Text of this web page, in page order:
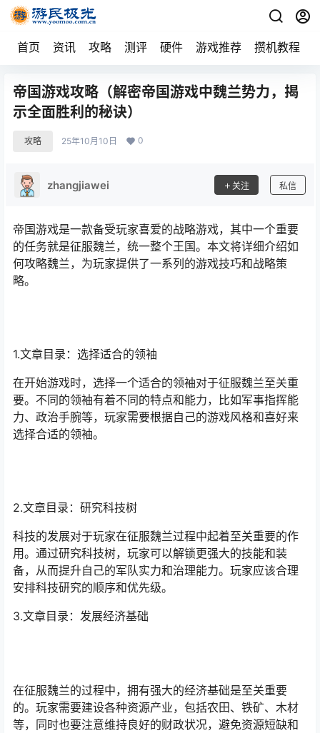
首页 资讯 攻略 测评 硬件 游戏推荐 攒机教程
帝国游戏攻略（解密帝国游戏中魏兰势力，揭
示全面胜利的秘诀）
攻略 25年10月10日 0
zhangjiawei 关注 私信
帝国游戏是一款备受玩家喜爱的战略游戏，其中一个重要
的任务就是征服魏兰，统一整个王国。本文将详细介绍如
何攻略魏兰，为玩家提供了一系列的游戏技巧和战略策
略。
1.文章目录：选择适合的领袖
在开始游戏时，选择一个适合的领袖对于征服魏兰至关重
要。不同的领袖有着不同的特点和能力，比如军事指挥能
力、政治手腕等，玩家需要根据自己的游戏风格和喜好来
选择合适的领袖。
2.文章目录：研究科技树
科技的发展对于玩家在征服魏兰过程中起着至关重要的作
用。通过研究科技树，玩家可以解锁更强大的技能和装
备，从而提升自己的军队实力和治理能力。玩家应该合理
安排科技研究的顺序和优先级。
3.文章目录：发展经济基础
在征服魏兰的过程中，拥有强大的经济基础是至关重要
的。玩家需要建设各种资源产业，包括农田、铁矿、木材
等，同时也要注意维持良好的财政状况，避免资源短缺和